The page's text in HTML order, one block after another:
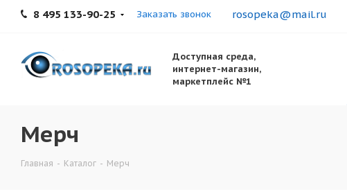
8 495 133-90-25 Заказать звонок rosopeka@mail.ru
Доступная среда,
интернет-магазин,
маркетплейс №1
Мерч
Главная - Каталог - Мерч